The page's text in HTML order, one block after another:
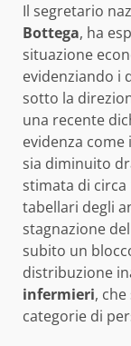
Il segretario
Bottega, ha
situazione
evidenziando i
sotto la
una recente
evidenza come
sia diminuito
stimata di circa
tabellari degli
stagnazione
subito un
distribuzione
infermieri,
categorie di